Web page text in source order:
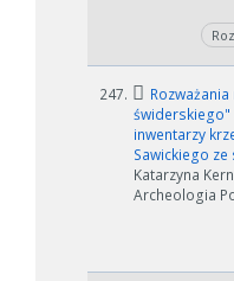
247.
świderskiego"
inwentarzy
Sawickiego ze
Katarzyna
Archeologia